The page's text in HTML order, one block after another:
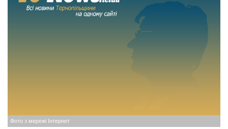
Фото з мережі Інтернет